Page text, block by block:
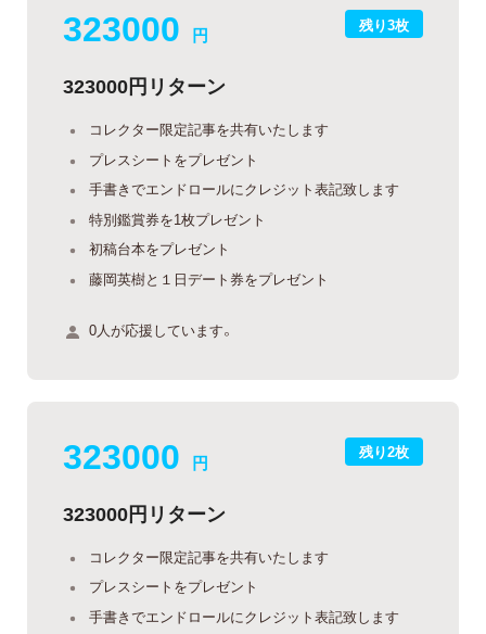
残り3枚
323000 円
323000円リターン
コレクター限定記事を共有いたします
プレスシートをプレゼント
手書きでエンドロールにクレジット表記致します
特別鑑賞券を1枚プレゼント
初稿台本をプレゼント
藤岡英樹と１日デート券をプレゼント
0人が応援しています。
残り2枚
323000 円
323000円リターン
コレクター限定記事を共有いたします
プレスシートをプレゼント
手書きでエンドロールにクレジット表記致します